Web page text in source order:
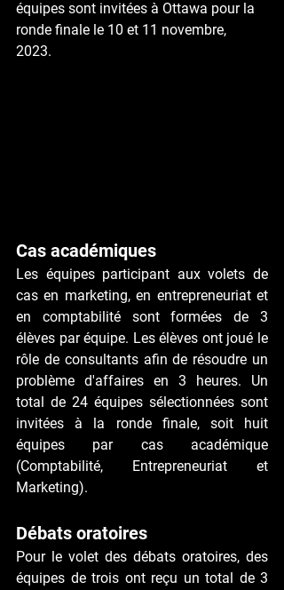
équipes sont invitées à Ottawa pour la
ronde finale le 10 et 11 novembre,
2023.
Cas académiques
Les équipes participant aux volets de
cas en marketing, en entrepreneuriat et
en comptabilité sont formées de 3
élèves par équipe. Les élèves ont joué le
rôle de consultants afin de résoudre un
problème d'affaires en 3 heures. Un
total de 24 équipes sélectionnées sont
invitées à la ronde finale, soit huit
équipes par cas académique
(Comptabilité, Entrepreneuriat et
Marketing).
Débats oratoires
Pour le volet des débats oratoires, des
équipes de trois ont reçu un total de 3